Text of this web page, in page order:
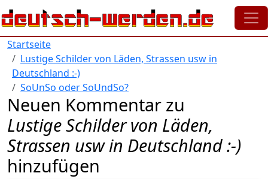
Direkt zum Inhalt
Startseite
Lustige Schilder von Läden, Strassen usw in
Deutschland :-)
SoUnSo oder SoUndSo?
Neuen Kommentar zu
Lustige Schilder von Läden,
Strassen usw in Deutschland :-)
hinzufügen